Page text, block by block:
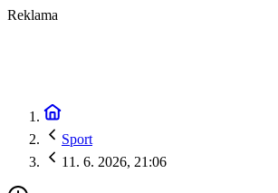
Reklama
Sport
11. 6. 2026, 21:06